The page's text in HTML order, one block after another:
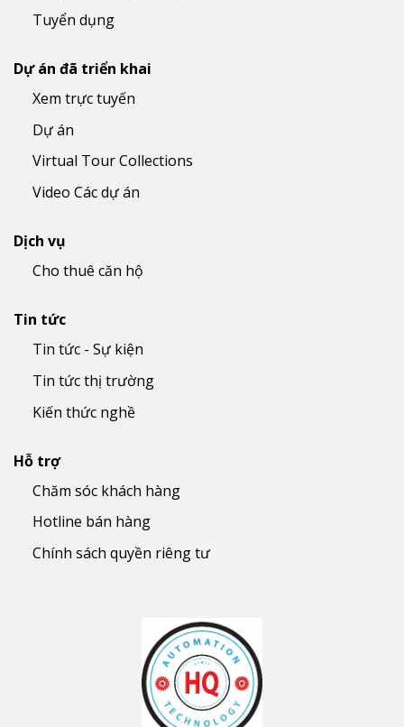
Tuyển dụng
Dự án đã triển khai
Xem trực tuyến
Dự án
Virtual Tour Collections
Video Các dự án
Dịch vụ
Cho thuê căn hộ
Tin tức
Tin tức - Sự kiện
Tin tức thị trường
Kiến thức nghề
Hỗ trợ
Chăm sóc khách hàng
Hotline bán hàng
Chính sách quyền riêng tư